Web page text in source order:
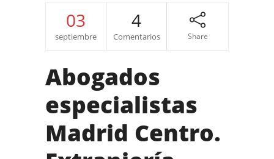
03
septiembre
4
Comentarios Share
Abogados
especialistas
Madrid Centro.